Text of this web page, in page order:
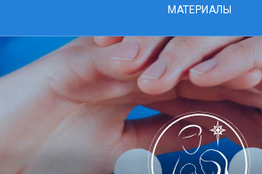
МАТЕРИАЛЫ